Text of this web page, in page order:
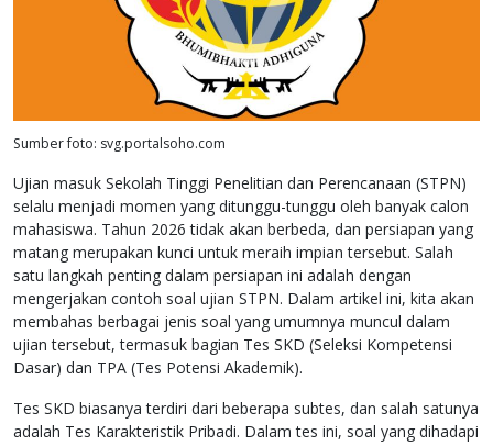
Sumber foto: svg.portalsoho.com
Ujian masuk Sekolah Tinggi Penelitian dan Perencanaan (STPN)
selalu menjadi momen yang ditunggu-tunggu oleh banyak calon
mahasiswa. Tahun 2026 tidak akan berbeda, dan persiapan yang
matang merupakan kunci untuk meraih impian tersebut. Salah
satu langkah penting dalam persiapan ini adalah dengan
mengerjakan contoh soal ujian STPN. Dalam artikel ini, kita akan
membahas berbagai jenis soal yang umumnya muncul dalam
ujian tersebut, termasuk bagian Tes SKD (Seleksi Kompetensi
Dasar) dan TPA (Tes Potensi Akademik).
Tes SKD biasanya terdiri dari beberapa subtes, dan salah satunya
adalah Tes Karakteristik Pribadi. Dalam tes ini, soal yang dihadapi